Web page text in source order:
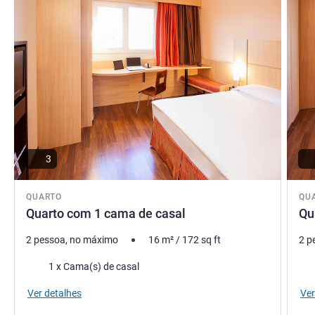
Center Shopping, ao Parque do Sabiá, além das principais
vias da cidade. Ótima estada!!!
CAMILA PONTES, Gerência do hotel
QUARTO
Quarto com 1 cama de casal
3
2 pessoa, no máximo 16 m²/ 172sq ft
Roupa de cama
1 x Cama(s) de casal
Ver detalhes
2